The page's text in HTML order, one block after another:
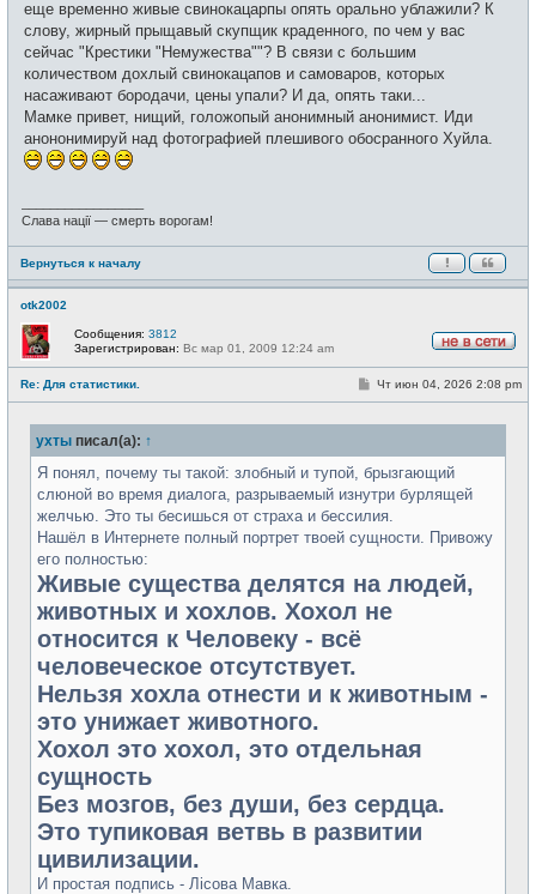
еще временно живые свинокацарпы опять орально ублажили? К
слову, жирный прыщавый скупщик краденного, по чем у вас
сейчас "Крестики "Немужества""? В связи с большим
количеством дохлый свинокацапов и самоваров, которых
насаживают бородачи, цены упали? И да, опять таки...
Мамке привет, нищий, голожопый анонимный анонимист. Иди
анононимируй над фотографией плешивого обосранного Хуйла.
Слава нації — смерть ворогам!
Вернуться к началу
otk2002
е
в
с
Сообщения: 3812
Зарегистрирован: Вс мар 01, 2009 12:24 am
Re: Для статистики.
С
б
е
н
и
е
Чт июн 04, 2026 2:08 pm
ухты писал(а): ↑
Я понял, почему ты такой: злобный и тупой, брызгающий
слюной во время диалога, разрываемый изнутри бурлящей
желчью. Это ты бесишься от страха и бессилия.
Нашёл в Интернете полный портрет твоей сущности. Привожу
его полностью:
Живые существа делятся на людей,
животных и хохлов. Хохол не
относится к Человеку - всё
человеческое отсутствует.
Нельзя хохла отнести и к животным -
это унижает животного.
Хохол это хохол, это отдельная
сущность
Без мозгов, без души, без сердца.
Это тупиковая ветвь в развитии
цивилизации.
И простая подпись - Лiсова Мавка.